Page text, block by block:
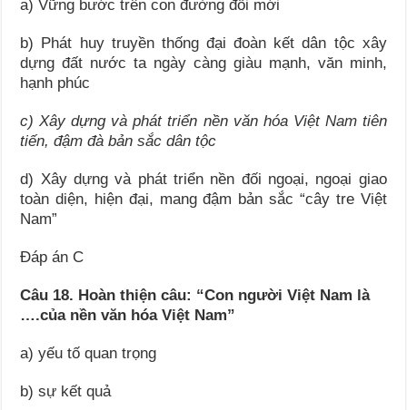
a) Vững bước trên con đường đổi mới
b) Phát huy truyền thống đại đoàn kết dân tộc xây
dựng đất nước ta ngày càng giàu mạnh, văn minh,
hạnh phúc
c) Xây dựng và phát triển nền văn hóa Việt Nam tiên
tiến, đậm đà bản sắc dân tộc
d) Xây dựng và phát triển nền đối ngoại, ngoại giao
toàn diện, hiện đại, mang đậm bản sắc “cây tre Việt
Nam”
Đáp án C
Câu 18. Hoàn thiện câu: “Con người Việt Nam là
….của nền văn hóa Việt Nam”
a) yếu tố quan trọng
b) sự kết quả